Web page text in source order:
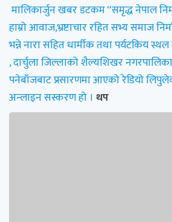
मालिकार्जुन खबर डटकम “समृद्ध नेपाल
हाम्रो आवाज,भ्रष्टाचार रहित सभ्य समाज
भन्ने नारा सहित धार्मीक तथा पर्यटकिय
, दार्चुला जिल्लाको शैल्यशिखर
पनेबाँजबाट प्रसारणमा आएको रेडियो
अन्लाइन सस्करण हो । थप